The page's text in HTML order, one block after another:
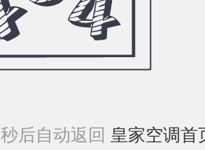
秒后自动返回 皇家空调首